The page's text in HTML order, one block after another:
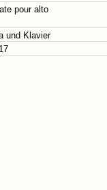
pour alto
und Klavier
17